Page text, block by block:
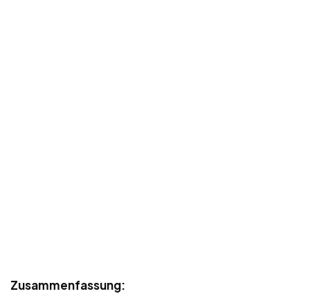
Zusammenfassung: